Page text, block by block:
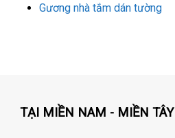
Gương nhà tắm dán tường
TẠI MIỀN NAM - MIỀN TÂY